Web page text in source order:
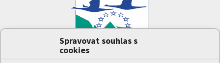
Spravovat souhlas s
cookies